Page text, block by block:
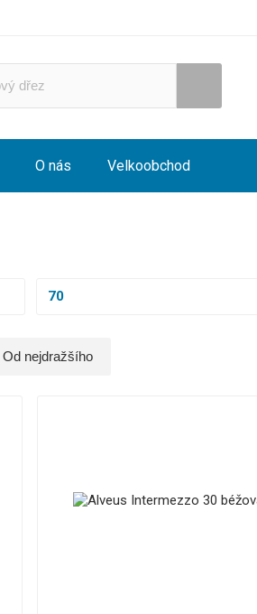
O nás Velkoobchod
70
Od nejdražšího